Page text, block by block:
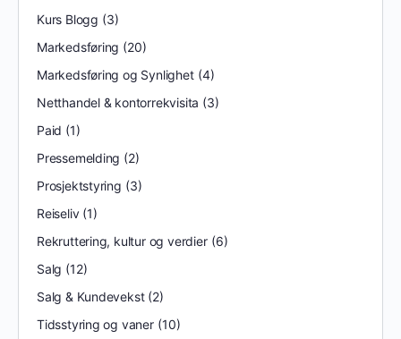
Kurs Blogg (3)
Markedsføring (20)
Markedsføring og Synlighet(4)
Netthandel & kontorrekvisita (3)
Paid (1)
Pressemelding (2)
Prosjektstyring (3)
Reiseliv(1)
Rekruttering, kultur og verdier(6)
Salg (12)
Salg & Kundevekst(2)
Tidsstyring og vaner(10)